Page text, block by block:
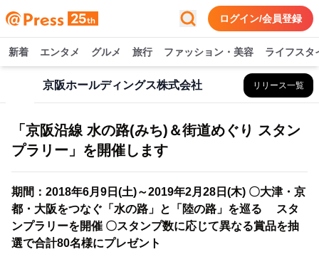
ログイン/会員登録
新着 エンタメ グルメ 旅行 ファッション・美容 ライフスタ
京阪ホールディングス株式会社 リリース一覧
「京阪沿線 水の路(みち)＆街道めぐり スタン
プラリー」を開催します
期間：2018年6月9日(土)～2019年2月28日(木) 〇大津・京
都・大阪をつなぐ「水の路」と「陸の路」を巡る スタ
ンプラリーを開催 〇スタンプ数に応じて異なる賞品を抽
選で合計80名様にプレゼント